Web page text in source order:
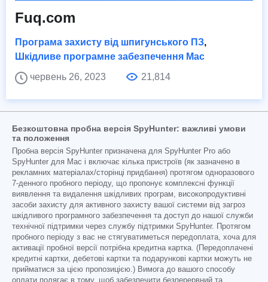
Fuq.com
Програма захисту від шпигунського ПЗ,
Шкідливе програмне забезпечення Mac
червень 26, 2023
21,814
Безкоштовна пробна версія SpyHunter: важливі умови
та положення
Пробна версія SpyHunter призначена для SpyHunter Pro або
SpyHunter для Mac і включає кілька пристроїв (як зазначено в
рекламних матеріалах/сторінці придбання) протягом одноразового
7-денного пробного періоду, що пропонує комплексні функції
виявлення та видалення шкідливих програм, високопродуктивні
засоби захисту для активного захисту вашої системи від загроз
шкідливого програмного забезпечення та доступ до нашої служби
технічної підтримки через службу підтримки SpyHunter. Протягом
пробного періоду з вас не стягуватиметься передоплата, хоча для
активації пробної версії потрібна кредитна картка. (Передоплачені
кредитні картки, дебетові картки та подарункові картки можуть не
прийматися за цією пропозицією.) Вимога до вашого способу